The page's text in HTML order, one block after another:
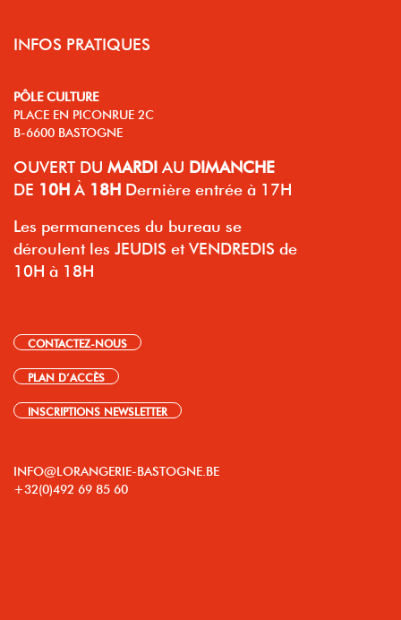
INFOS PRATIQUES
PÔLE CULTURE
PLACE EN PICONRUE 2C
B-6600 BASTOGNE
OUVERT DU MARDI AU DIMANCHE
DE 10H À 18H Dernière entrée à 17H
Les permanences du bureau se
déroulent les JEUDIS et VENDREDIS de
10H à 18H
CONTACTEZ-NOUS
PLAN D’ACCÈS
INSCRIPTIONS NEWSLETTER
INFO@LORANGERIE-BASTOGNE.BE
+32(0)492 69 85 60